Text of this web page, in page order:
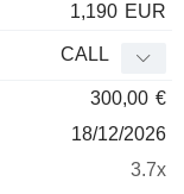
1,190 EUR
CALL
300,00 €
18/12/2026
3.7x